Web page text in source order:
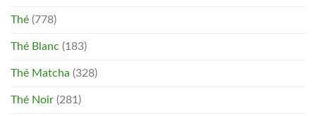
Thé (778)
Thé Blanc (183)
Thé Matcha (328)
Thé Noir (281)